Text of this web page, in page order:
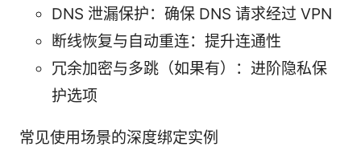
DNS 泄漏保护：确保 DNS 请求经过 VPN
断线恢复与自动重连：提升连通性
冗余加密与多跳（如果有）：进阶隐私保
护选项
常见使用场景的深度绑定实例